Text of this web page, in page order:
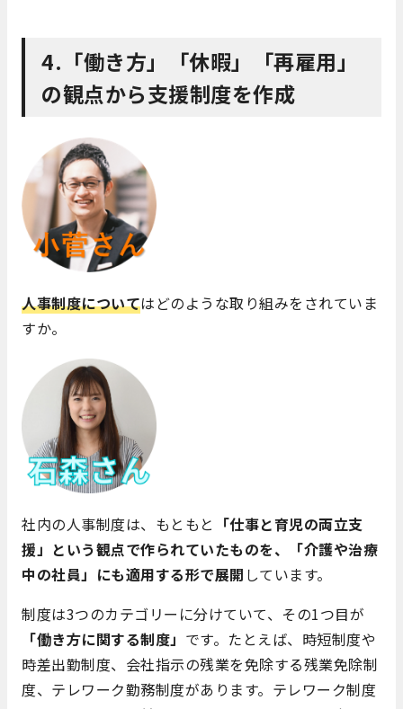
4.「働き方」「休暇」「再雇用」
の観点から支援制度を作成
人事制度についてはどのような取り組みをされていま
すか。
社内の人事制度は、もともと 「仕事と育児の両立支
援」という観点で作られていたものを、「介護や治療
中の社員」にも適用する形で展開 しています。
制度は3つのカテゴリーに分けていて、その1つ目が
「働き方に関する制度」 です。たとえば、時短制度や
時差出勤制度、会社指示の残業を免除する残業免除制
度、テレワーク勤務制度があります。テレワーク制度